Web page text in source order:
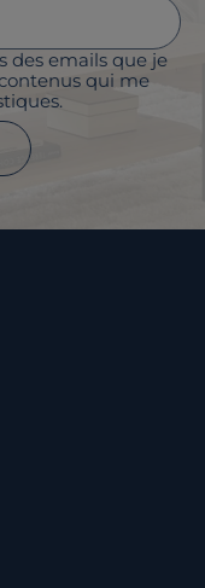
des emails que je
qui me